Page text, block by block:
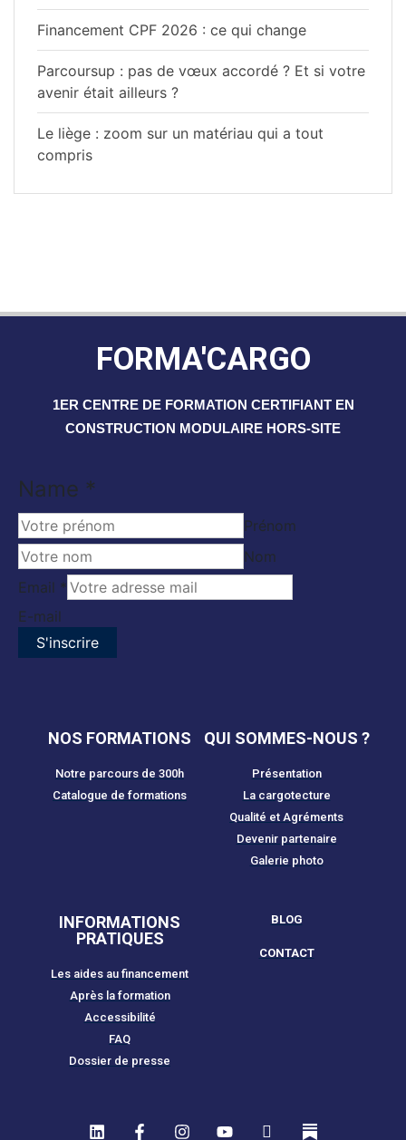
Financement CPF 2026 : ce qui change
Parcoursup : pas de vœux accordé ? Et si votre
avenir était ailleurs ?
Le liège : zoom sur un matériau qui a tout
compris
FORMA'CARGO
1ER CENTRE DE FORMATION CERTIFIANT EN
CONSTRUCTION MODULAIRE HORS-SITE
Name *
Prénom
Nom
Email
Name
Email *
E-mail
S'inscrire
NOS FORMATIONS
Notre parcours de 300h
Catalogue de formations
QUI SOMMES-NOUS ?
Présentation
La cargotecture
Qualité et Agréments
Devenir partenaire
Galerie photo
INFORMATIONS
PRATIQUES
Les aides au financement
Après la formation
Accessibilité
FAQ
Dossier de presse
BLOG
CONTACT